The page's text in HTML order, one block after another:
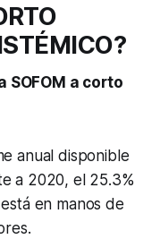
SOFOM a corto
anual disponible
a 2020, el 25.3%
en manos de